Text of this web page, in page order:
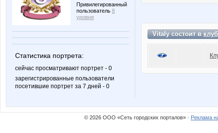
Привилегированный
пользователь 8
уровня
Статистика портрета:
сейчас просматривают портрет - 0
зарегистрированные пользователи
посетившие портрет за 7 дней - 0
Vitaly состоит в
© 2026 ООО «Сеть городских порталов» · Реклама